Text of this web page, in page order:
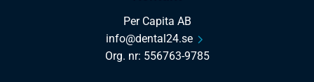
Per Capita AB
info@dental24.se
Org. nr: 556763-9785